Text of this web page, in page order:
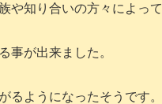
や知り合いの方々によって
事が出来ました。
るようになったそうです。